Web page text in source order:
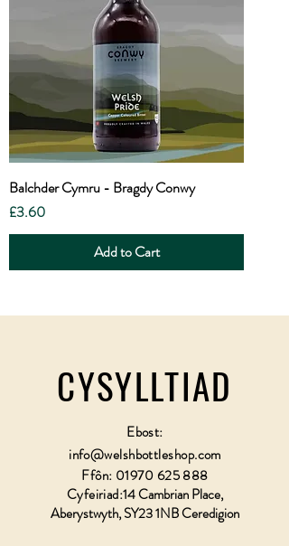
Balchder Cymru - Bragdy Conwy
Price
£3.60
Add to Cart
CYSYLLTIAD
Ebost:
info@welshbottleshop.com
Ffôn: 01970 625 888
Cyfeiriad:14 Cambrian Place,
Aberystwyth, SY23 1NB Ceredigion